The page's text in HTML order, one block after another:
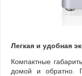
Легкая и удобная
Компактные
домой и обратно.